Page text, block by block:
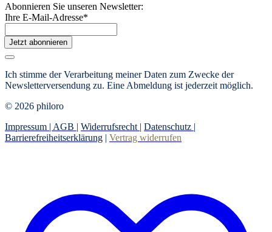
Abonnieren Sie unseren Newsletter:
Ihre E-Mail-Adresse*
Jetzt abonnieren
Ich stimme der Verarbeitung meiner Daten zum Zwecke der
Newsletterversendung zu. Eine Abmeldung ist jederzeit möglich.
© 2026 philoro
Impressum | AGB | Widerrufsrecht | Datenschutz |
Barrierefreiheitserklärung | Vertrag widerrufen